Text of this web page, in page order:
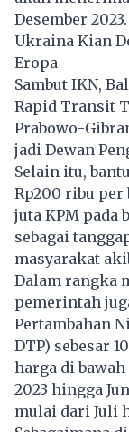
Desember 2023.
Ukraina Kian
Eropa
Sambut IKN,
Rapid Transit
Prabowo-
jadi Dewan
Selain itu,
Rp200 ribu per
juta KPM pada
sebagai
masyarakat
Dalam rangka
pemerintah
Pertambahan
DTP) sebesar
harga di
2023 hingga
mulai dari Juli